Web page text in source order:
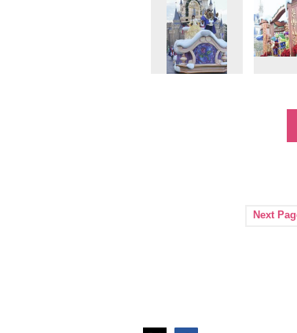
Next